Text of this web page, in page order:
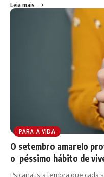
Leia mais
PARA A VIDA
O setembro amarelo
o péssimo hábito de
Psicanalista lembra que cada